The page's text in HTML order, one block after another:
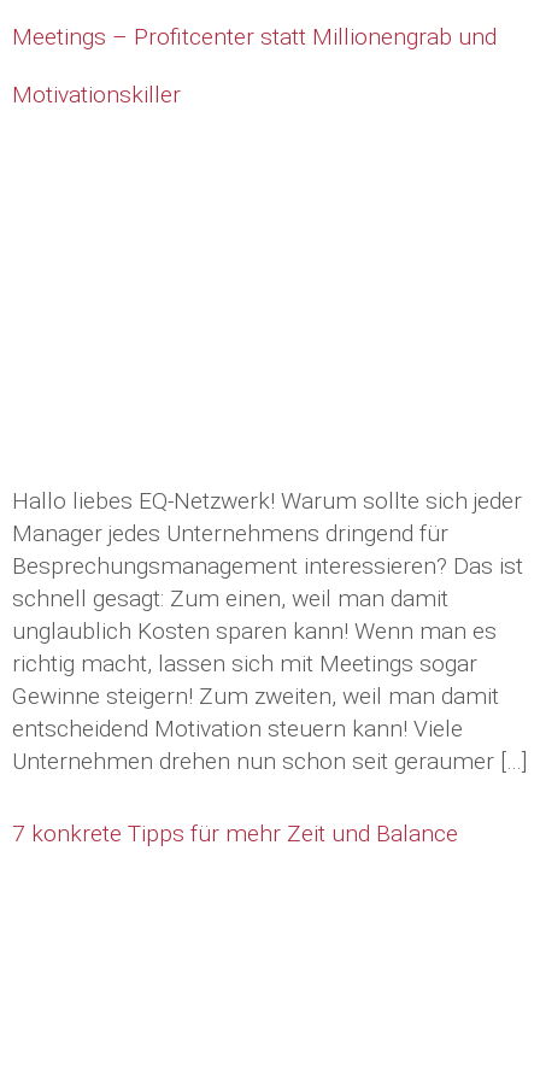
Meetings – Profitcenter statt Millionengrab und
Motivationskiller
Hallo liebes EQ-Netzwerk! Warum sollte sich jeder
Manager jedes Unternehmens dringend für
Besprechungsmanagement interessieren? Das ist
schnell gesagt: Zum einen, weil man damit
unglaublich Kosten sparen kann! Wenn man es
richtig macht, lassen sich mit Meetings sogar
Gewinne steigern! Zum zweiten, weil man damit
entscheidend Motivation steuern kann! Viele
Unternehmen drehen nun schon seit geraumer […]
7 konkrete Tipps für mehr Zeit und Balance